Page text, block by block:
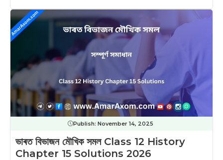
Publish: November 14, 2025
ভাৰত বিভাজন মৌখিক সমল Class 12 History
Chapter 15 Solutions 2026